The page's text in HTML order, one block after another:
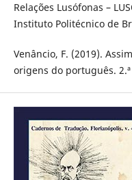
Relações Lusófonas –
Instituto Politécnico de
Venâncio, F. (2019).
origens do português.